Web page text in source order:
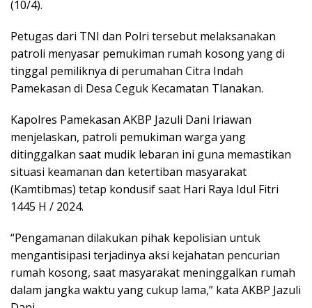
(10/4).
Petugas dari TNI dan Polri tersebut melaksanakan
patroli menyasar pemukiman rumah kosong yang di
tinggal pemiliknya di perumahan Citra Indah
Pamekasan di Desa Ceguk Kecamatan Tlanakan.
Kapolres Pamekasan AKBP Jazuli Dani Iriawan
menjelaskan, patroli pemukiman warga yang
ditinggalkan saat mudik lebaran ini guna memastikan
situasi keamanan dan ketertiban masyarakat
(Kamtibmas) tetap kondusif saat Hari Raya Idul Fitri
1445 H / 2024.
“Pengamanan dilakukan pihak kepolisian untuk
mengantisipasi terjadinya aksi kejahatan pencurian
rumah kosong, saat masyarakat meninggalkan rumah
dalam jangka waktu yang cukup lama,” kata AKBP Jazuli